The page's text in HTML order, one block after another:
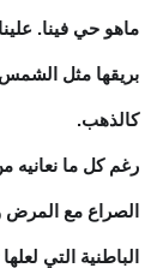
ماهو حي فينا.
بريقها مثل
كالذهب.
رغم كل ما نعانيه
الصراع مع المرض
الباطنية التي